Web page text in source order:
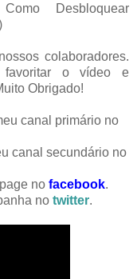
Desbloquear
colaboradores.
favoritar o vídeo e
Obrigado!
canal primário no
canal secundário no
no facebook.
no twitter.